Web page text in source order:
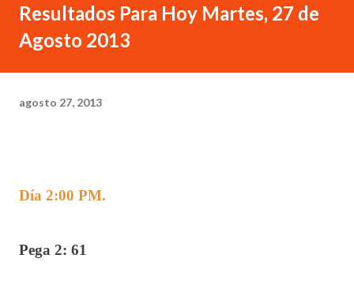
Resultados Para Hoy Martes, 27 de
Agosto 2013
agosto 27, 2013
Día 2:00 PM.
Pega 2: 61